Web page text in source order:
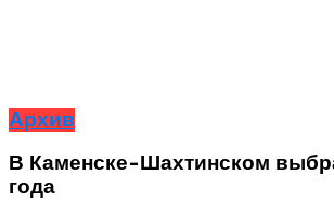
Архив
В Каменске-Шахтинском
года